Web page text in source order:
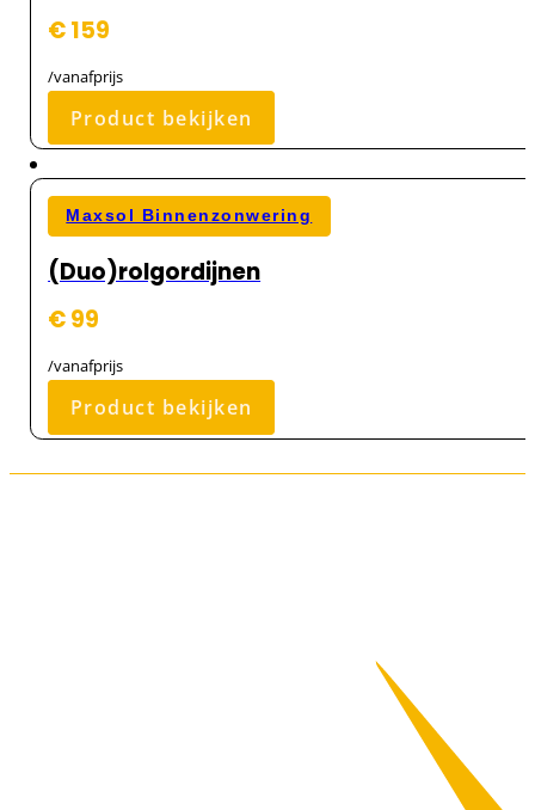
€ 159
/vanafprijs
Product bekijken
Maxsol Binnenzonwering
(Duo)rolgordijnen
€ 99
/vanafprijs
Product bekijken